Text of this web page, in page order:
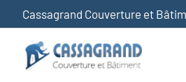
au
contenu
Cassagrand Couverture et